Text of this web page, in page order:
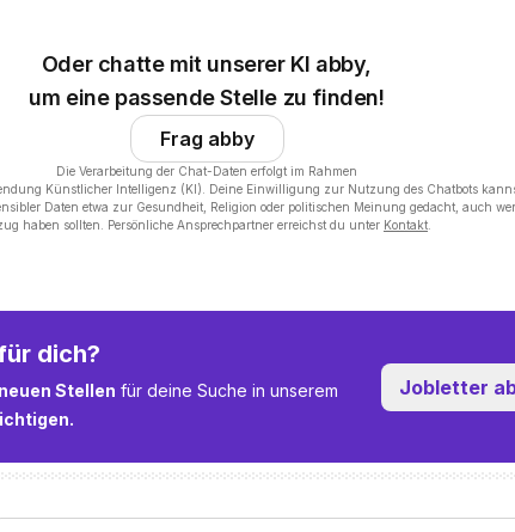
Oder chatte mit unserer KI abby,
um eine passende Stelle zu finden!
Frag abby
Die Verarbeitung der Chat-Daten erfolgt im Rahmen
Künstlicher Intelligenz (KI). Deine Einwilligung zur Nutzung des Chatbots
Daten etwa zur Gesundheit, Religion oder politischen Meinung gedacht, auch
haben sollten. Persönliche Ansprechpartner erreichst du unter Kontakt
dich?
Stellen für deine Suche in unserem
Jobletter